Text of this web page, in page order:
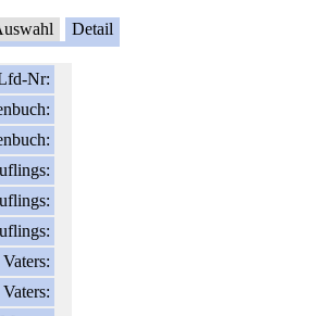
Detail
Nr: